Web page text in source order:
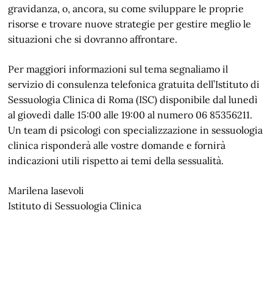
gravidanza, o, ancora, su come sviluppare le proprie
risorse e trovare nuove strategie per gestire meglio le
situazioni che si dovranno affrontare.
Per maggiori informazioni sul tema segnaliamo il
servizio di consulenza telefonica gratuita dell’Istituto di
Sessuologia Clinica di Roma (ISC) disponibile dal lunedì
al giovedì dalle 15:00 alle 19:00 al numero 06 85356211.
Un team di psicologi con specializzazione in sessuologia
clinica risponderà alle vostre domande e fornirà
indicazioni utili rispetto ai temi della sessualità.
Marilena Iasevoli
Istituto di Sessuologia Clinica